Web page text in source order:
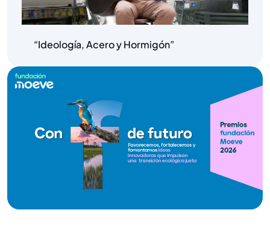
“Ideología, Acero y Hormigón”